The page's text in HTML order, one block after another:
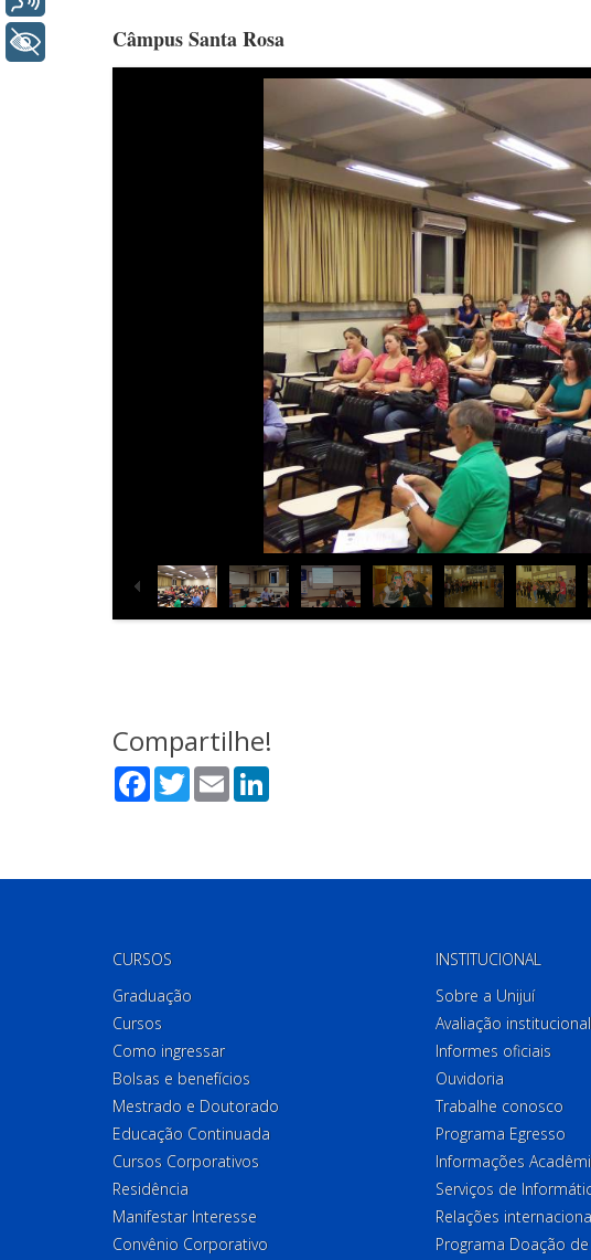
Câmpus Santa Rosa
Compartilhe!
Facebook
TwitterEmail
CURSOS
Graduação
Cursos
Como ingressar
Bolsas e benefícios
Mestrado e Doutorado
Educação Continuada
Cursos Corporativos
Residência
Manifestar Interesse
Convênio Corporativo
INSTITUCIONAL
Sobre a Unijuí
Avaliação institucional
Informes oficiais
Ouvidoria
Trabalhe conosco
Programa Egresso
Informações
Serviços de
Relações
Programa Doação
+ Acessibilidade